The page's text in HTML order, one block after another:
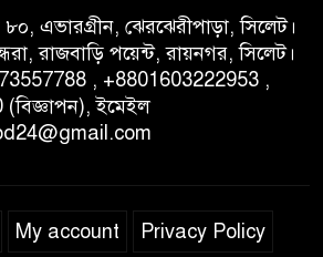
প্রেসক্লাবে বিশ্ব মুক্ত গণমাধ্যম
সিলেটে ব্যাডমিন্টন তারকাদের
সংবর্ধনা, সাফল্যের আড়ালে উঠে
এভারগ্রীন, ঝেরঝেরীপাড়া, সিলেট।
রাজবাড়ি পয়েন্ট, রায়নগর, সিলেট।
, +8801603222953 ,
ইমেইল
My account Privacy Policy